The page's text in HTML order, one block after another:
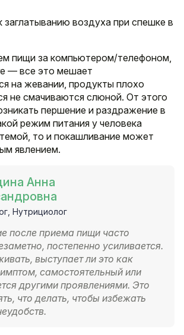
заглатыванию воздуха при спешке в
пищи за компьютером/телефоном,
— все это мешает
на жевании, продукты плохо
не смачиваются слюной. От этого
першение и раздражение в
режим питания у человека
то и покашливание может
явлением.
Анна
Нутрициолог
после приема пищи часто
постепенно усиливается.
выступает ли это как
самостоятельный или
другими проявлениями. Это
что делать, чтобы избежать